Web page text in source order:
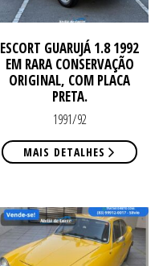
ESCORT GUARUJÁ 1.8 1992
EM RARA CONSERVAÇÃO
ORIGINAL, COM PLACA
PRETA.
1991/92
MAIS DETALHES